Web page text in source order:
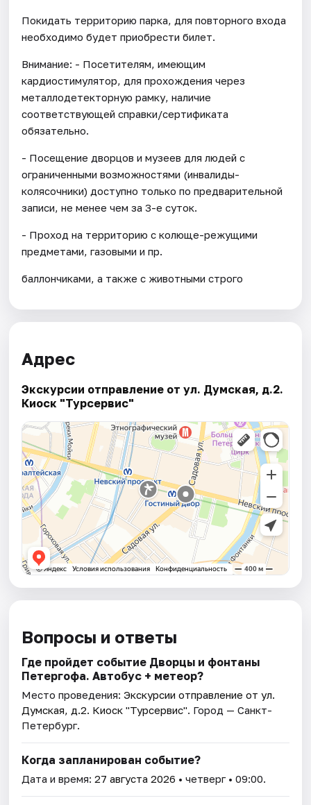
Покидать территорию парка, для повторного входа
необходимо будет приобрести билет.
Внимание: - Посетителям, имеющим
кардиостимулятор, для прохождения через
металлодетекторную рамку, наличие
соответствующей справки/сертификата
обязательно.
- Посещение дворцов и музеев для людей с
ограниченными возможностями (инвалиды-
колясочники) доступно только по предварительной
записи, не менее чем за 3-е суток.
- Проход на территорию с колюще-режущими
предметами, газовыми и пр.
баллончиками, а также с животными строго
Адрес
Экскурсии отправление от ул. Думская, д.2.
Киоск "Турсервис"
Вопросы и ответы
Где пройдет событие Дворцы и фонтаны
Петергофа. Автобус + метеор?
Место проведения:Экскурсии отправление от ул.
Думская, д.2. Киоск "Турсервис". Город — Санкт-
Петербург.
Когда запланирован событие?
Дата и время:27 августа 2026 • четверг • 09:00.